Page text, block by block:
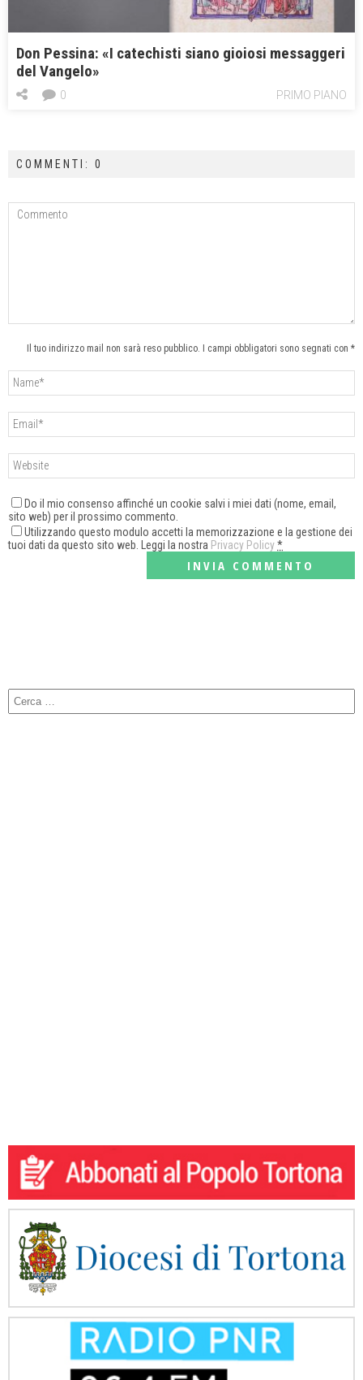
Don Pessina: «I catechisti siano gioiosi messaggeri
del Vangelo»
PRIMO PIANO
0
COMMENTI: 0
Il tuo indirizzo mail non sarà reso pubblico. I campi obbligatori sono segnati con *
Do il mio consenso affinché un cookie salvi i miei dati (nome, email,
sito web) per il prossimo commento.
Utilizzando questo modulo accetti la memorizzazione e la gestione dei
tuoi dati da questo sito web. Leggi la nostra Privacy Policy*